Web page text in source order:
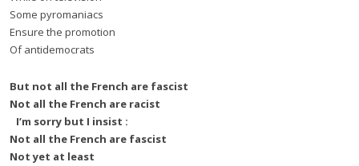
Some pyromaniacs
Ensure the promotion
Of antidemocrats
But not all the French are fascist
Not all the French are racist
I’m sorry but I insist :
Not all the French are fascist
Not yet at least